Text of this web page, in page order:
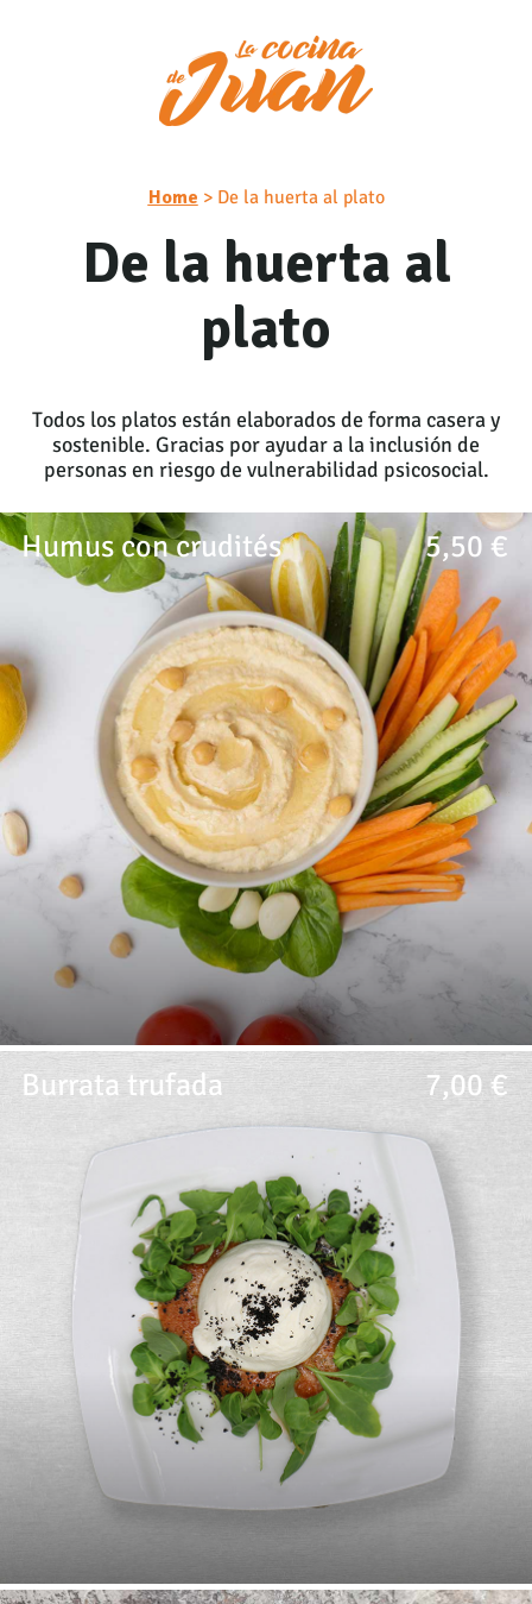
Home > De la huerta al plato
De la huerta al
plato
Todos los platos están elaborados de forma casera y
sostenible. Gracias por ayudar a la inclusión de
personas en riesgo de vulnerabilidad psicosocial.
Humus con crudités 5,50 €
Burrata trufada 7,00 €